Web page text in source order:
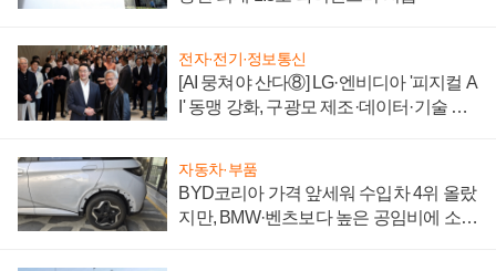
전자·전기·정보통신
[AI 뭉쳐야 산다⑧] LG·엔비디아 '피지컬 A
I' 동맹 강화, 구광모 제조·데이터·기술 결
자동차·부품
BYD코리아 가격 앞세워 수입차 4위 올랐
지만, BMW·벤츠보다 높은 공임비에 소비